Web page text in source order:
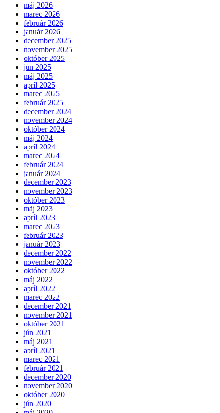
máj 2026
marec 2026
február 2026
január 2026
december 2025
november 2025
október 2025
jún 2025
máj 2025
apríl 2025
marec 2025
február 2025
december 2024
november 2024
október 2024
máj 2024
apríl 2024
marec 2024
február 2024
január 2024
december 2023
november 2023
október 2023
máj 2023
apríl 2023
marec 2023
február 2023
január 2023
december 2022
november 2022
október 2022
máj 2022
apríl 2022
marec 2022
december 2021
november 2021
október 2021
jún 2021
máj 2021
apríl 2021
marec 2021
február 2021
december 2020
november 2020
október 2020
jún 2020